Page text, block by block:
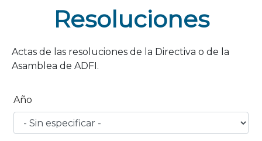
Resoluciones
Actas de las resoluciones de la Directiva o de la
Asamblea de ADFI.
Año